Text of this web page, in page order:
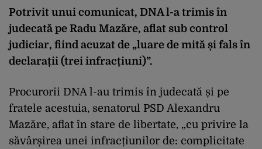
Potrivit unui comunicat, DNA l-a trimis în
judecată pe Radu Mazăre, aflat sub control
judiciar, fiind acuzat de „luare de mită și fals în
declarații (trei infracțiuni)”.
Procurorii DNA l-au trimis în judecată și pe
fratele acestuia, senatorul PSD Alexandru
Mazăre, aflat în stare de libertate, „cu privire la
săvârșirea unei infracțiunilor de: complicitate